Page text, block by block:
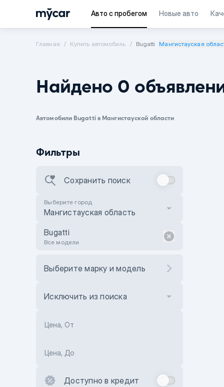
Авто с пробегом Новые авто
Главная Купить автомобиль Bugatti Мангистауская
Найдено 0
Автомобили Bugatti в Мангистауской области
Фильтры
Сохранить поиск
Выберите город
Мангистауская область
Bugatti
Все модели
Выберите марку и модель
Исключить из поиска
Цена, От
Цена, До
Доступно в кредит